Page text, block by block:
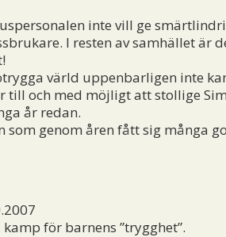
inte vill ge
I resten av samhället är
värld uppenbarligen inte
till och med möjligt att stollige
år redan.
genom åren fått sig många
för barnens ”trygghet”.